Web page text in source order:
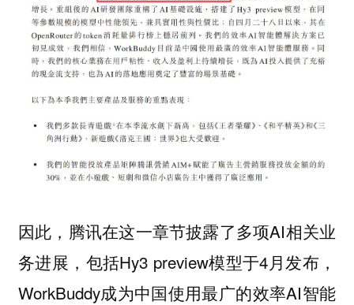
因此，腾讯在这一章节披露了多项AI相关业
务进展，包括Hy3 preview模型于4月发布，
WorkBuddy成为中国使用最广的效率AI智能